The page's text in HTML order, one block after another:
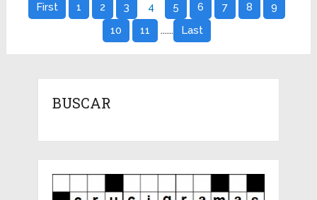
First 1 2 3 4 5 6 7 8
9
10
11 ...... Last
BUSCAR